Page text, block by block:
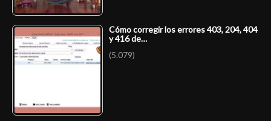
Cómo corregir los errores 403, 204, 404
y 416 de…
(5.079)